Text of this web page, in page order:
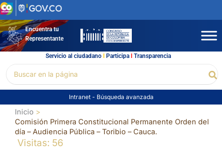
Ir
al
contenidoEncuentra tu
Representante
Servicio al ciudadano l Participal Transparencia
por:
Intranet - Búsqueda avanzada
Inicio
Comisión Primera Constitucional Permanente Orden del
día – Audiencia Pública – Toribio – Cauca.
Visitas: 56